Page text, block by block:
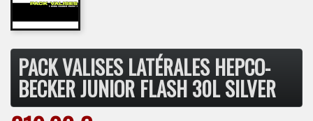
PACK VALISES LATÉRALES HEPCO-
BECKER JUNIOR FLASH 30L SILVER